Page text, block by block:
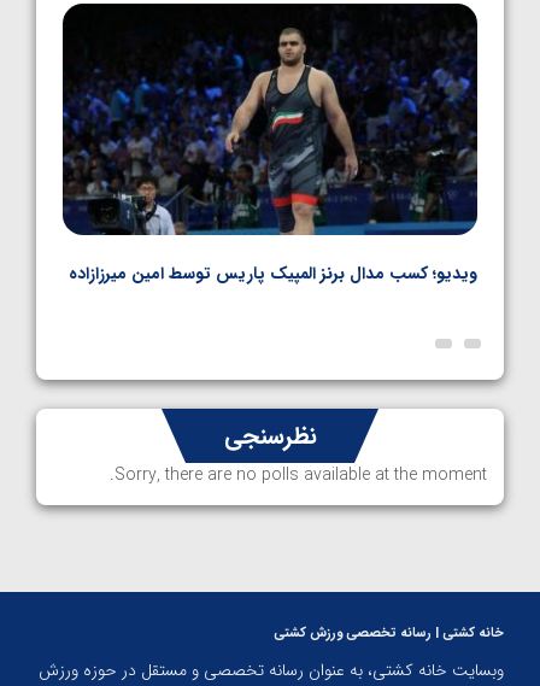
1405/05/06
ویدیو؛ کسب مدال برنز المپیک پاریس توسط امین میرزازاده
نظرسنجی
Sorry, there are no polls available at the moment.
خانه کشتی | رسانه تخصصی ورزش کشتی
وبسایت خانه کشتی، به عنوان رسانه تخصصی و مستقل در حوزه ورزش